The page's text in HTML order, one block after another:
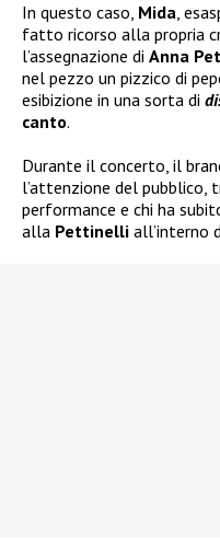
In questo caso, Mida,
fatto ricorso alla propria
l’assegnazione di Anna
nel pezzo un pizzico di
esibizione in una sorta di
canto.
Durante il concerto, il
l’attenzione del pubblico,
performance e chi ha
alla Pettinelli all’interno